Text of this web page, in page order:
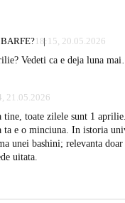
18:15, 20.05.2026
Vedeti ca e deja luna
21.05.2026
tine, toate zilele sunt 1
ta e o minciuna. In istoria
unei bashini; relevanta
uitata.